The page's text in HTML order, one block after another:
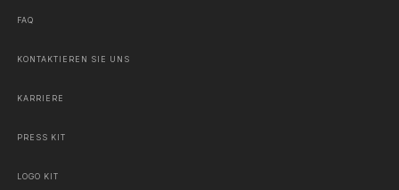
FAQ
KONTAKTIEREN SIE UNS
KARRIERE
PRESS KIT
LOGO KIT